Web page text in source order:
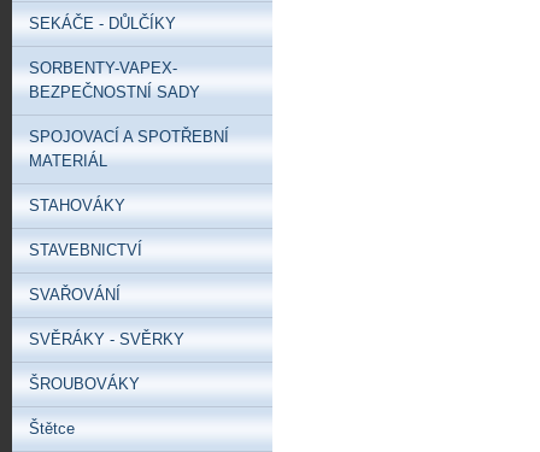
SEKÁČE - DŮLČÍKY
SORBENTY-VAPEX-
BEZPEČNOSTNÍ SADY
SPOJOVACÍ A SPOTŘEBNÍ
MATERIÁL
STAHOVÁKY
STAVEBNICTVÍ
SVAŘOVÁNÍ
SVĚRÁKY - SVĚRKY
ŠROUBOVÁKY
Štětce